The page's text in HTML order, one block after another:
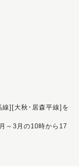
][大秋･居森平線]を
～3月の10時から17